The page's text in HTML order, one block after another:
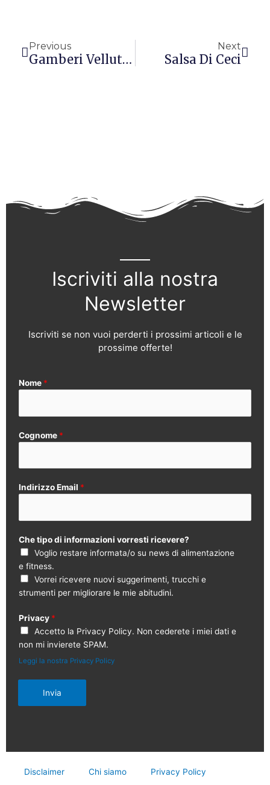
Previous
Gamberi Vellutati
Next
Salsa Di Ceci
Iscriviti alla nostra
Newsletter
Iscriviti se non vuoi perderti i prossimi articoli e le
prossime offerte!
Nome *
Cognome *
Indirizzo Email *
Che tipo di informazioni vorresti ricevere?
Voglio restare informata/o su news di alimentazione
e fitness.
Vorrei ricevere nuovi suggerimenti, trucchi e
strumenti per migliorare le mie abitudini.
Privacy *
Accetto la Privacy Policy. Non cederete i miei dati e
non mi invierete SPAM.
Leggi la nostra Privacy Policy
Invia
Disclaimer Chi siamo Privacy Policy